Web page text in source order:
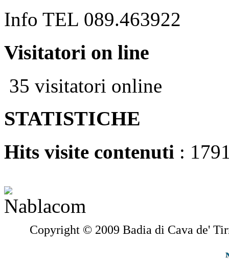
Info TEL 089.463922
Visitatori on line
35 visitatori online
STATISTICHE
Hits visite contenuti :
Copyright © 2009 Badia di Cava de'